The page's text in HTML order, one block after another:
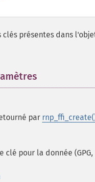
clés présentes dans
par
clé pour la donnée (GPG,